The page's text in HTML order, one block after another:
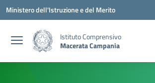
Vai ai contenuti
Vai al menu di navigazione
Vai al footer
Ministero dell'Istruzione e del Merito
Istituto Comprensivo
Macerata Campania